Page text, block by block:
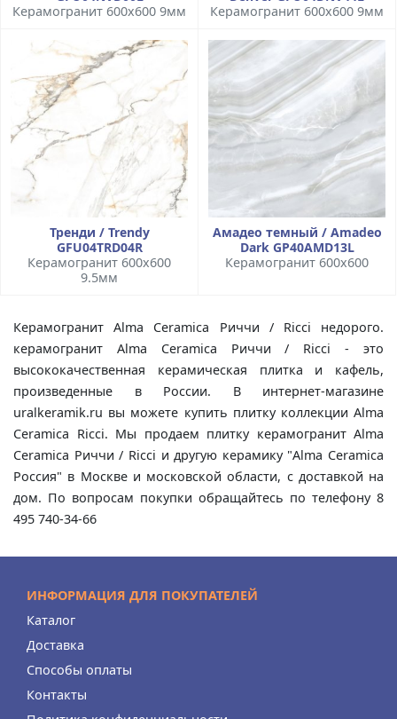
Керамогранит 600x600 9мм
Керамогранит 600x600 9мм
Тренди / Trendy
GFU04TRD04R
Керамогранит 600x600
9.5мм
Амадео темный / Amadeo
Dark GP40AMD13L
Керамогранит 600x600
Керамогранит Alma Ceramica Риччи / Ricci недорого.
керамогранит Alma Ceramica Риччи / Ricci - это
высококачественная керамическая плитка и кафель,
произведенные в России. В интернет-магазине
uralkeramik.ru вы можете купить плитку коллекции Alma
Ceramica Ricci. Мы продаем плитку керамогранит Alma
Ceramica Риччи / Ricci и другую керамику "Alma Ceramica
Россия" в Москве и московской области, с доставкой на
дом. По вопросам покупки обращайтесь по телефону 8
495 740-34-66
ИНФОРМАЦИЯ ДЛЯ ПОКУПАТЕЛЕЙ
Каталог
Доставка
Способы оплаты
Контакты